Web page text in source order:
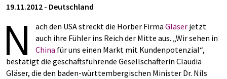
19.11.2012 - Deutschland
N ach den USA streckt die Horber Firma Gläser jetzt
auch ihre Fühler ins Reich der Mitte aus. „Wir sehen in
China für uns einen Markt mit Kundenpotenzial“,
bestätigt die geschäftsführende Gesellschafterin Claudia
Gläser, die den baden-württembergischen Minister Dr. Nils